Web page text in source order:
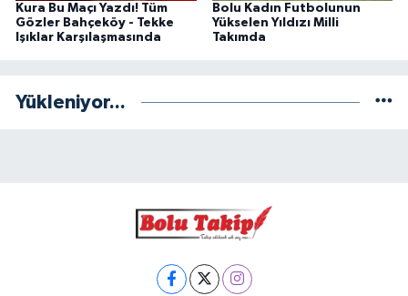
Kura Bu Maçı Yazdı! Tüm
Gözler Bahçeköy - Tekke
Işıklar Karşılaşmasında
Bolu Kadın Futbolunun
Yükselen Yıldızı Milli
Takımda
Yükleniyor...